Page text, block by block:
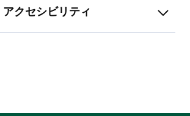
アクセシビリティ